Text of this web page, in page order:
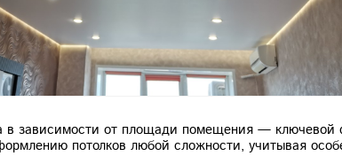
в зависимости от площади помещения — ключевой
потолков любой сложности, учитывая